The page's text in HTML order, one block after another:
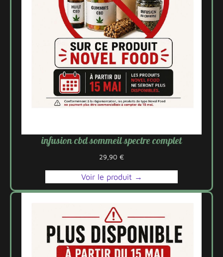
infusion cbd sommeil spectre complet
29,90 €
Voir le produit →